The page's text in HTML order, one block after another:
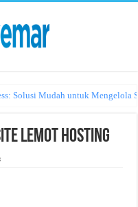
Solusi Mudah untuk Mengelola
Lemot Hosting